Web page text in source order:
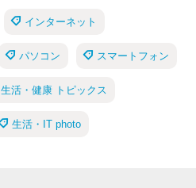
インターネット
パソコン スマートフォン
生活・健康 トピックス
生活・IT photo